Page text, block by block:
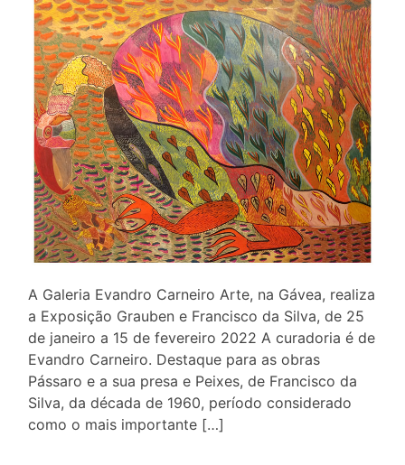
A Galeria Evandro Carneiro Arte, na Gávea, realiza
a Exposição Grauben e Francisco da Silva, de 25
de janeiro a 15 de fevereiro 2022 A curadoria é de
Evandro Carneiro. Destaque para as obras
Pássaro e a sua presa e Peixes, de Francisco da
Silva, da década de 1960, período considerado
como o mais importante […]